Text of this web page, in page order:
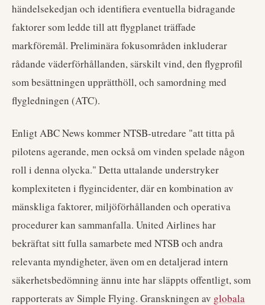
händelsekedjan och identifiera eventuella bidragande
faktorer som ledde till att flygplanet träffade
markföremål. Preliminära fokusområden inkluderar
rådande väderförhållanden, särskilt vind, den flygprofil
som besättningen upprätthöll, och samordning med
flygledningen (ATC).
Enligt ABC News kommer NTSB-utredare "att titta på
pilotens agerande, men också om vinden spelade någon
roll i denna olycka." Detta uttalande understryker
komplexiteten i flygincidenter, där en kombination av
mänskliga faktorer, miljöförhållanden och operativa
procedurer kan sammanfalla. United Airlines har
bekräftat sitt fulla samarbete med NTSB och andra
relevanta myndigheter, även om en detaljerad intern
säkerhetsbedömning ännu inte har släppts offentligt, som
rapporterats av Simple Flying. Granskningen av globala